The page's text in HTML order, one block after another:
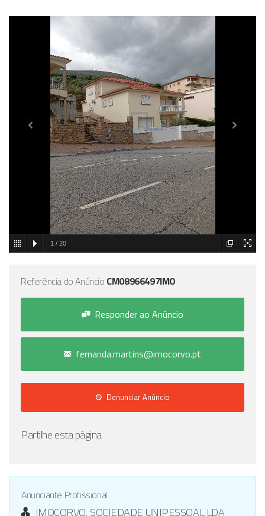
1 / 20
Referência do Anúncio CM08966497IMO
Responder ao Anúncio
fernanda.martins@imocorvo.pt
Denunciar Anúncio
Partilhe esta página
Anunciante Profissional
IMOCORVO, SOCIEDADE UNIPESSOAL LDA